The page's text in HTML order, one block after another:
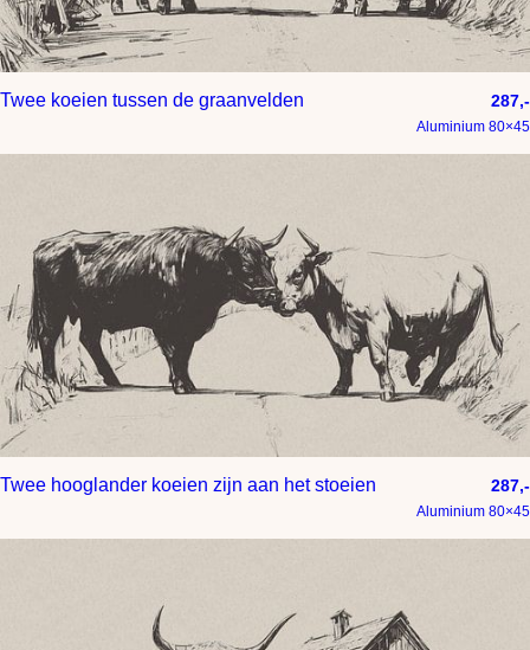
Twee koeien tussen de graanvelden 287,-
Aluminium 80×45
Twee hooglander koeien zijn aan het stoeien 287,-
Aluminium 80×45